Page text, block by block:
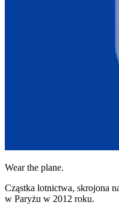
Wear the plane.
Cząstka lotnictwa, skrojona
w Paryżu w 2012 roku.